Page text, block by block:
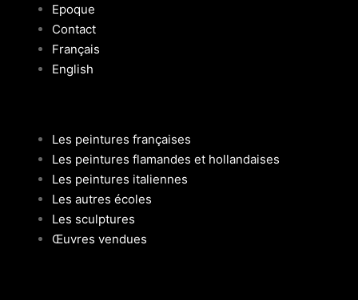
Epoque
Contact
Français
English
Les peintures françaises
Les peintures flamandes et hollandaises
Les peintures italiennes
Les autres écoles
Les sculptures
Œuvres vendues